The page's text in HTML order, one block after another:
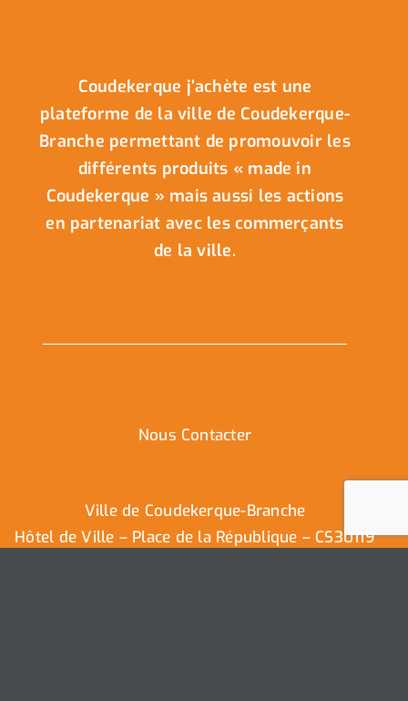
Coudekerque j’achète est une
plateforme de la ville de Coudekerque-
Branche permettant de promouvoir les
différents produits « made in
Coudekerque » mais aussi les actions
en partenariat avec les commerçants
de la ville.
Nous Contacter
Ville de Coudekerque-Branche
Hôtel de Ville – Place de la République – CS30119